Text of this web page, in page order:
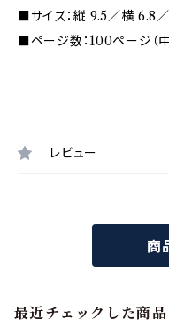
■サイズ：縦 9.5／横 6.8／
■ページ数：100ページ（
レビュー
商
最近チェックした商品